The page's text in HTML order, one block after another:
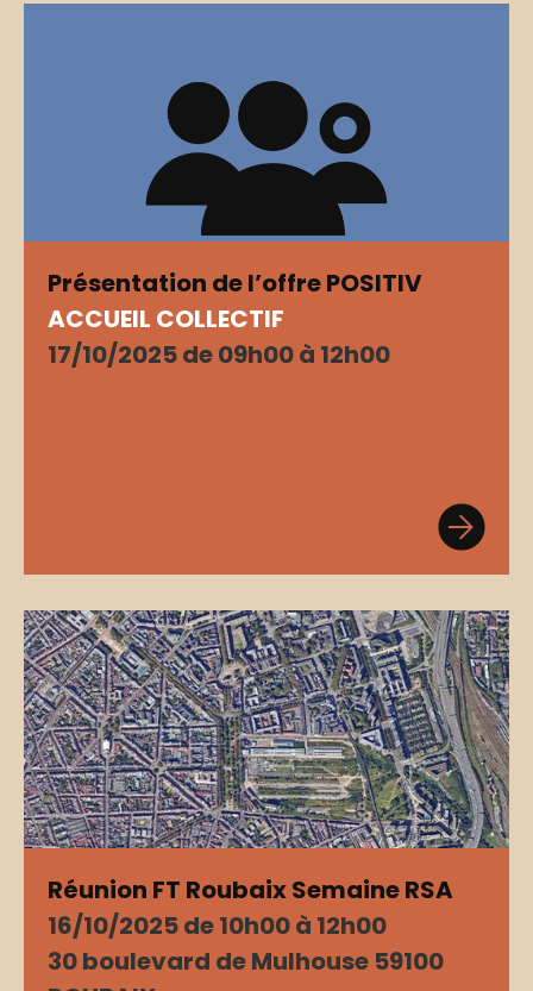
Présentation de l’offre POSITIV
ACCUEIL COLLECTIF
17/10/2025 de 09h00 à 12h00
Réunion FT Roubaix Semaine RSA
16/10/2025 de 10h00 à 12h00
30 boulevard de Mulhouse 59100